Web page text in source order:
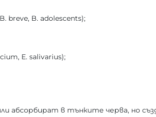
breve, B. adolescents);
E. salivarius);
абсорбират в тънките черва, но